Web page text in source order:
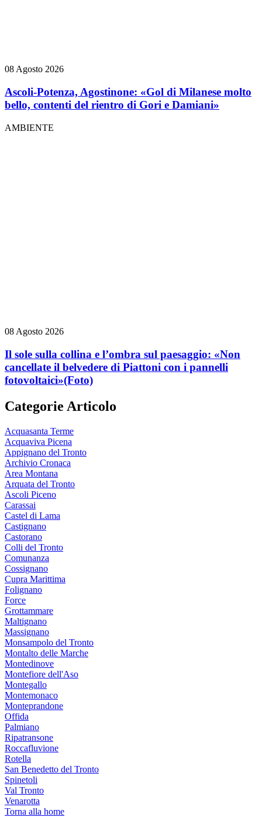
08 Agosto 2026
Ascoli-Potenza, Agostinone: «Gol di Milanese molto
bello, contenti del rientro di Gori e Damiani»
AMBIENTE
08 Agosto 2026
Il sole sulla collina e l’ombra sul paesaggio: «Non
cancellate il belvedere di Piattoni con i pannelli
fotovoltaici»(Foto)
Categorie Articolo
Acquasanta Terme
Acquaviva Picena
Appignano del Tronto
Archivio Cronaca
Area Montana
Arquata del Tronto
Ascoli Piceno
Carassai
Castel di Lama
Castignano
Castorano
Colli del Tronto
Comunanza
Cossignano
Cupra Marittima
Folignano
Force
Grottammare
Maltignano
Massignano
Monsampolo del Tronto
Montalto delle Marche
Montedinove
Montefiore dell'Aso
Montegallo
Montemonaco
Monteprandone
Offida
Palmiano
Ripatransone
Roccafluvione
Rotella
San Benedetto del Tronto
Spinetoli
Val Tronto
Venarotta
Torna alla home